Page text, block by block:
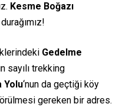
Kesme Boğazı
Gedelme
sayılı trekking
Yolu‘nun da geçtiği köy
gereken bir adres.